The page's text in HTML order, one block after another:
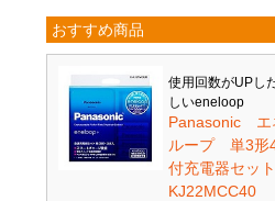
おすすめ商品
使用回数がUPし
しいeneloop
Panasonic エ
ループ 単3形
付充電器セッ
KJ22MCC40